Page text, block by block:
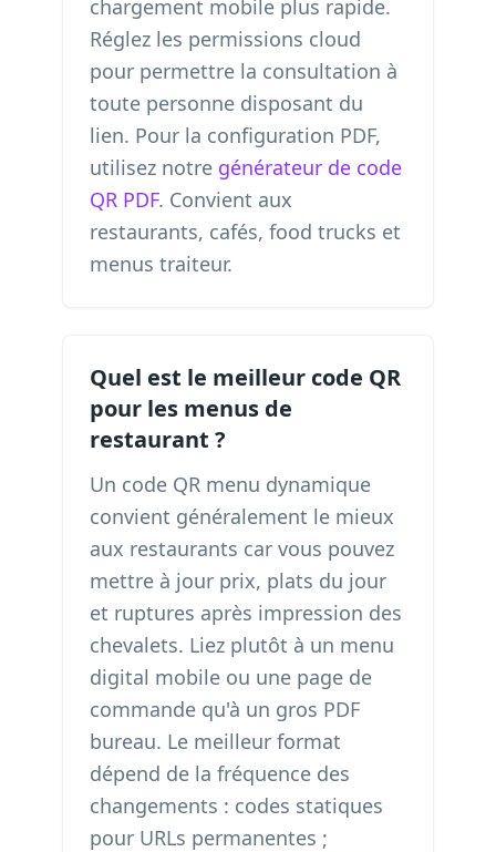
chargement mobile plus rapide.
Réglez les permissions cloud
pour permettre la consultation à
toute personne disposant du
lien. Pour la configuration PDF,
utilisez notre générateur de code
QR PDF. Convient aux
restaurants, cafés, food trucks et
menus traiteur.
Quel est le meilleur code QR
pour les menus de
restaurant ?
Un code QR menu dynamique
convient généralement le mieux
aux restaurants car vous pouvez
mettre à jour prix, plats du jour
et ruptures après impression des
chevalets. Liez plutôt à un menu
digital mobile ou une page de
commande qu'à un gros PDF
bureau. Le meilleur format
dépend de la fréquence des
changements : codes statiques
pour URLs permanentes ;